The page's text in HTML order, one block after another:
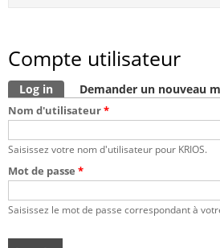
Compte utilisateur
Onglets principaux
Log in (onglet actif)
Demander un nouveau
Nom d'utilisateur*
Saisissez votre nom d'utilisateur pour KRIOS.
Mot de passe *
Saisissez le mot de passe correspondant à